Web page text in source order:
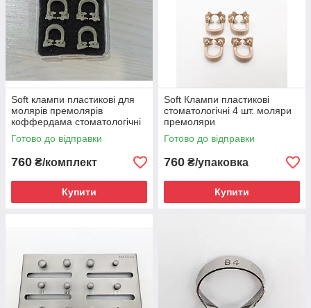
Soft клампи пластикові для
молярів премолярів
коффердама стоматологічні
Готово до відправки
760 ₴/комплект
Купити
Soft Клампи пластикові
стоматологічні 4 шт. моляри
премоляри
Готово до відправки
760 ₴/упаковка
Купити